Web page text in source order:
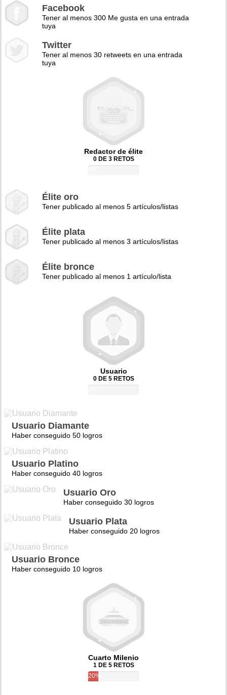
Facebook
Tener al menos 300 Me gusta en una entrada
tuya
Twitter
Tener al menos 30 retweets en una entrada
tuya
Redactor de élite
0 DE 3 RETOS
Élite oro
Tener publicado al menos 5 artículos/listas
Élite plata
Tener publicado al menos 3 artículos/listas
Élite bronce
Tener publicado al menos 1 artículo/lista
Usuario
0 DE 5 RETOS
Usuario Diamante
Haber conseguido 50 logros
Usuario Platino
Haber conseguido 40 logros
Usuario Oro
Haber conseguido 30 logros
Usuario Plata
Haber conseguido 20 logros
Usuario Bronce
Haber conseguido 10 logros
Cuarto Milenio
1 DE 5 RETOS
20%